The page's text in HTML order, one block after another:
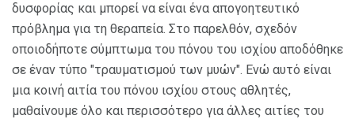
δυσφορίας και μπορεί να είναι ένα απογοητευτικό
πρόβλημα για τη θεραπεία. Στο παρελθόν, σχεδόν
οποιοδήποτε σύμπτωμα του πόνου του ισχίου αποδόθηκε
σε έναν τύπο "τραυματισμού των μυών". Ενώ αυτό είναι
μια κοινή αιτία του πόνου ισχίου στους αθλητές,
μαθαίνουμε όλο και περισσότερο για άλλες αιτίες του